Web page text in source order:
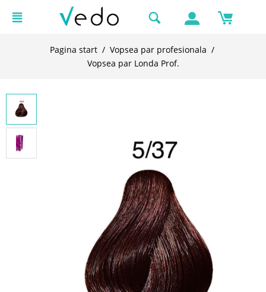
Pagina start / Vopsea par profesionala /
Vopsea par Londa Prof.